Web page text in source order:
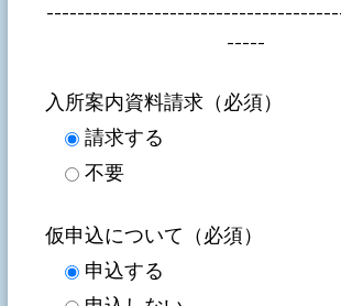
-----
入所案内資料請求（必須）
請求する
不要
仮申込について（必須）
申込する